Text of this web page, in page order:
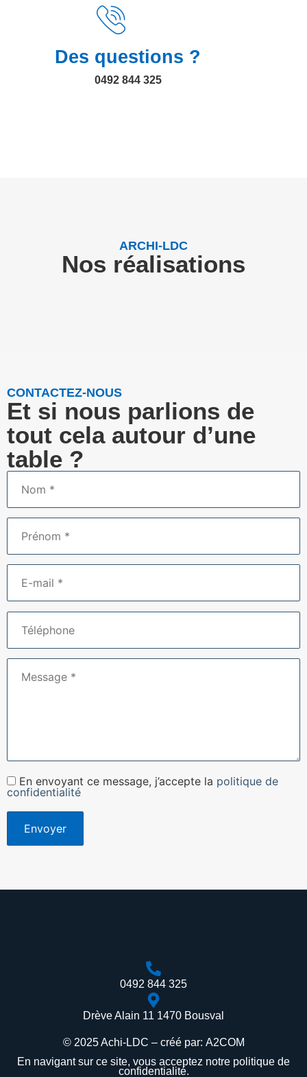
Des questions ?
0492 844 325
ARCHI-LDC
Nos réalisations
CONTACTEZ-NOUS
Et si nous parlions de
tout cela autour d’une
table ?
En envoyant ce message, j’accepte la politique de
confidentialité
0492 844 325
Drève Alain 11 1470 Bousval
© 2025 Achi-LDC – créé par: A2COM
En navigant sur ce site, vous acceptez notre politique de
confidentialité.